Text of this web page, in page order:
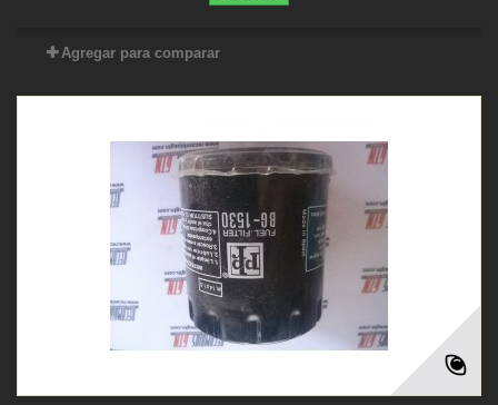
Agregar para comparar